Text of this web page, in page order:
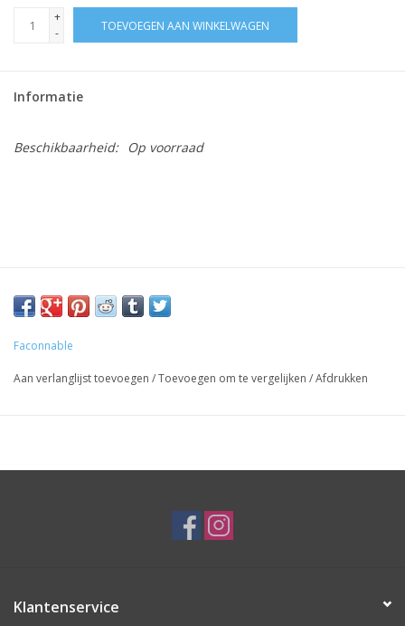
+
-
TOEVOEGEN AAN WINKELWAGEN
Informatie
Beschikbaarheid: Op voorraad
Faconnable
Aan verlanglijst toevoegen /Toevoegen om te vergelijken /Afdrukken
Klantenservice